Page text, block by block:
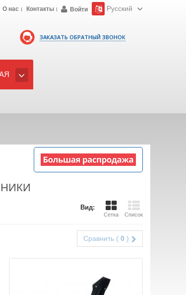
ЗАКАЗАТЬ ОБРАТНЫЙ ЗВОНОК
О нас Контакты Войти Русский
Вид:
Сетка Список
Сравнить ( 0 )